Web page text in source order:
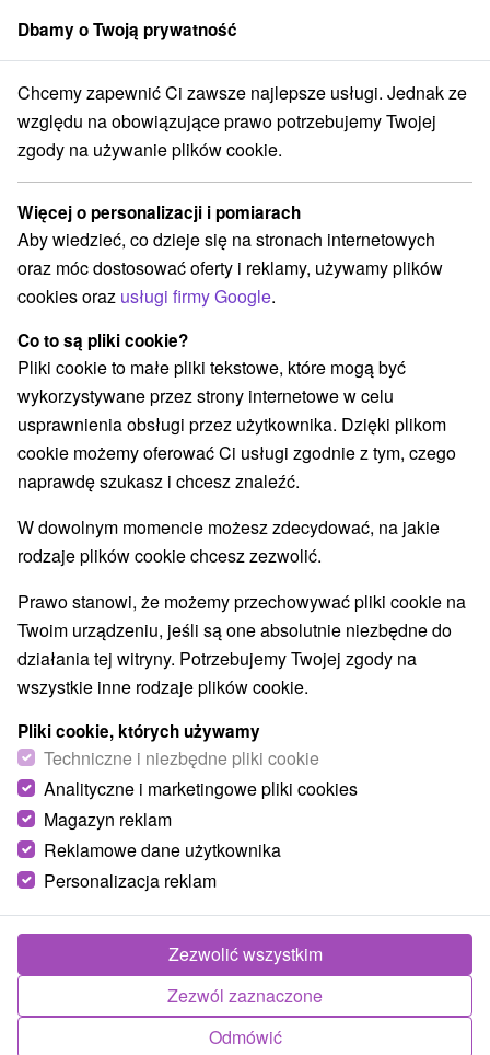
członek grupySorger
Pleso Hotel Fis *** Szczyrbskie Jezioro Sylwester w górach
Sylwester w górach
Hotel Fis★★★Szczyrbskie Jezioro
Przejdź do lokalizacji
9,1 doskonały 449 recenzji
Zdjęcia od klientów+7
Długość pobytu7 noce
śniadanie i kolacja
Dbamy o Twoją prywatność
Chcemy zapewnić Ci zawsze najlepsze usługi. Jednak ze
względu na obowiązujące prawo potrzebujemy Twojej
zgody na używanie plików cookie.
Więcej o personalizacji i pomiarach
Aby wiedzieć, co dzieje się na stronach internetowych
oraz móc dostosować oferty i reklamy, używamy plików
cookies oraz usługi firmy Google.
Co to są pliki cookie?
Pliki cookie to małe pliki tekstowe, które mogą być
wykorzystywane przez strony internetowe w celu
usprawnienia obsługi przez użytkownika. Dzięki plikom
cookie możemy oferować Ci usługi zgodnie z tym, czego
naprawdę szukasz i chcesz znaleźć.
W dowolnym momencie możesz zdecydować, na jakie
rodzaje plików cookie chcesz zezwolić.
Prawo stanowi, że możemy przechowywać pliki cookie na
Twoim urządzeniu, jeśli są one absolutnie niezbędne do
działania tej witryny. Potrzebujemy Twojej zgody na
wszystkie inne rodzaje plików cookie.
Pliki cookie, których używamy
Techniczne i niezbędne pliki cookie
Analityczne i marketingowe pliki cookies
Magazyn reklam
Reklamowe dane użytkownika
Personalizacja reklam
Odmówić
Zezwól zaznaczone
Zezwolić wszystkim